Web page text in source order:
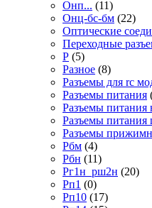
Онп... (11)
Онц-бс-бм (22)
Оптические
Переходные
Р (5)
Разное (8)
Разъемы для rc
Разъемы питания
Разъемы питания
Разъемы питания
Разъемы
Рбм (4)
Рбн (11)
Рг1н_рш2н (20)
Рп1 (0)
Рп10 (17)